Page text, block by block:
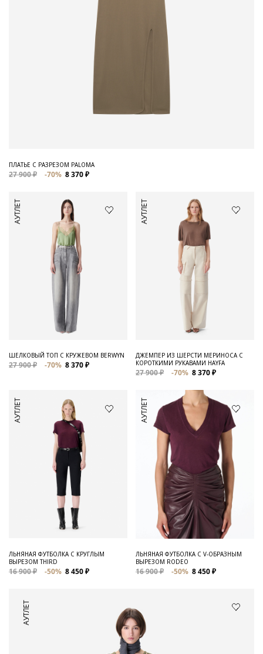
ПЛАТЬЕ С РАЗРЕЗОМ PALOMA
27 900 ₽ -70% 8 370 ₽
АУТЛЕТ
ШЕЛКОВЫЙ ТОП С КРУЖЕВОМ BERWYN
27 900 ₽ -70% 8 370 ₽
АУТЛЕТ
ДЖЕМПЕР ИЗ ШЕРСТИ МЕРИНОСА С
КОРОТКИМИ РУКАВАМИ HAYFA
27 900 ₽ -70% 8 370 ₽
АУТЛЕТ
ЛЬНЯНАЯ ФУТБОЛКА С КРУГЛЫМ
ВЫРЕЗОМ THIRD
16 900 ₽ -50% 8 450 ₽
АУТЛЕТ
ЛЬНЯНАЯ ФУТБОЛКА C V-ОБРАЗНЫМ
ВЫРЕЗОМ RODEO
16 900 ₽ -50% 8 450 ₽
АУТЛЕТ